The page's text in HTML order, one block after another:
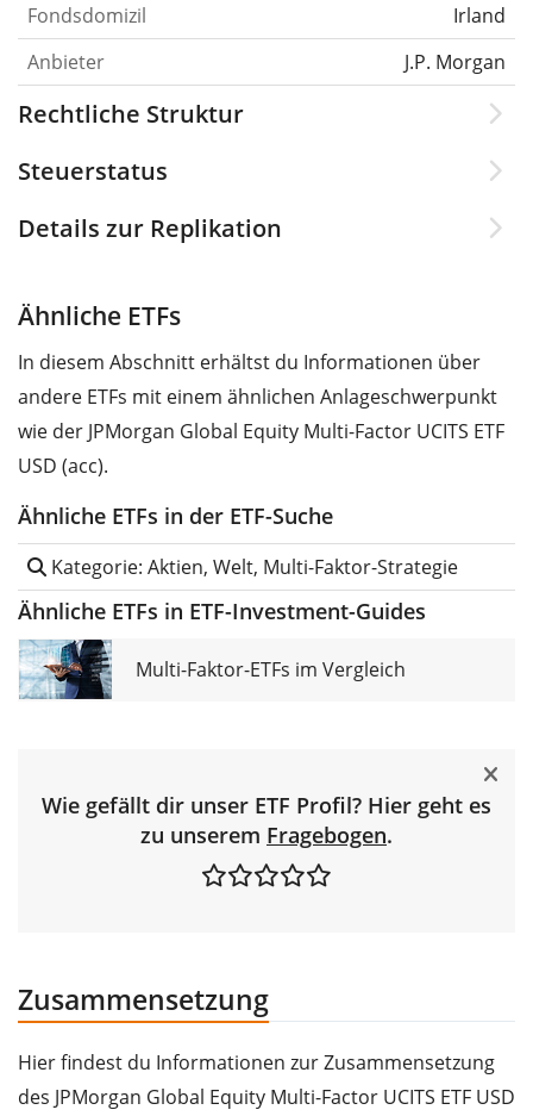
Fondsdomizil
Irland
Anbieter
J.P. Morgan
Rechtliche Struktur
Steuerstatus
Details zur Replikation
Ähnliche ETFs
In diesem Abschnitt erhältst du Informationen über
andere ETFs mit einem ähnlichen Anlageschwerpunkt
wie der JPMorgan Global Equity Multi-Factor UCITS ETF
USD (acc).
Ähnliche ETFs in der ETF-Suche
Kategorie: Aktien, Welt, Multi-Faktor-Strategie
Ähnliche ETFs in ETF-Investment-Guides
Multi-Faktor-ETFs im Vergleich
Wie gefällt dir unser ETF Profil? Hier geht es
zu unserem Fragebogen.
Zusammensetzung
Hier findest du Informationen zur Zusammensetzung
des JPMorgan Global Equity Multi-Factor UCITS ETF USD